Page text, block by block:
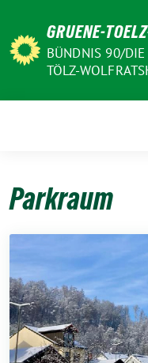
zum
Inhalt
GRUENE-
BÜNDNIS 90/
TÖLZ-
Parkraum